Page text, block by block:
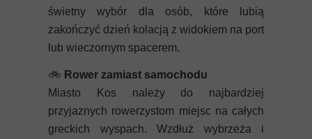
świetny wybór dla osób, które lubią
zakończyć dzień kolacją z widokiem na port
lub wieczornym spacerem.
🚲 Rower zamiast samochodu
Miasto Kos należy do najbardziej
przyjaznych rowerzystom miejsc na całych
greckich wyspach. Wzdłuż wybrzeża i